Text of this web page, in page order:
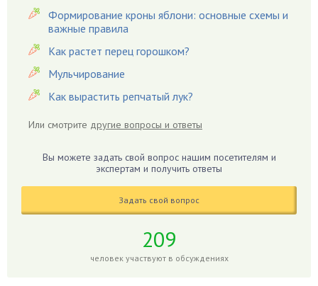
Вредители
Гардения
Гацания
Гвоздики
Георгины
Гиацинт
Гладиолусы
Формирование кроны яблони: основные схемы и
важные правила
Как растет перец горошком?
Мульчирование
Как вырастить репчатый лук?
Или смотрите другие вопросы и ответы
Вы можете задать свой вопрос нашим посетителям и
экспертам и получить ответы
Задать свой вопрос
209
человек участвуют в обсуждениях